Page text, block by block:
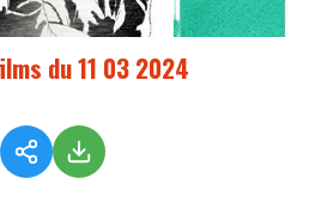
du 11 03 2024